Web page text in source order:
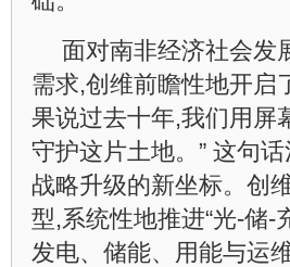
面对南非经济社会发
需求,创维前瞻性地开启
果说过去十年,我们用屏
守护这片土地。” 这句
战略升级的新坐标。创
型,系统性地推进“光-储-
发电、储能、用能与运